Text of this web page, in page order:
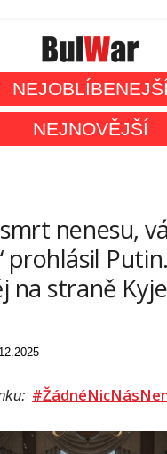
NEJOBLÍBENEJŠÍ
NEJNOVĚJŠÍ
nenesu,
prohlásil
na straně